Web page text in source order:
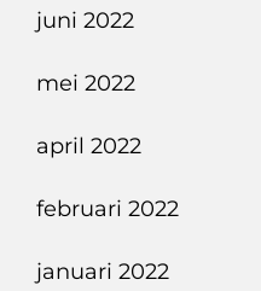
juni 2022
mei 2022
april 2022
februari 2022
januari 2022